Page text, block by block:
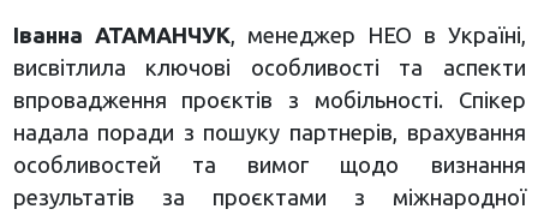
Іванна АТАМАНЧУК, менеджер НЕО в Україні,
висвітлила ключові особливості та аспекти
впровадження проєктів з мобільності. Спікер
надала поради з пошуку партнерів, врахування
особливостей та вимог щодо визнання
результатів за проєктами з міжнародної